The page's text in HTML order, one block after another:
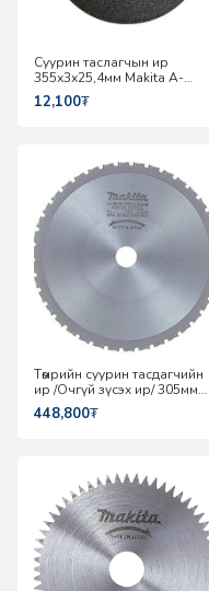
Суурин таслагчын ир
355х3х25,4мм Makita A-
87585
12,100₮
Төмрийн суурин тасдагчийн
ир /Очгүй зүсэх ир/ 305мм
Makita A-86723
448,800₮